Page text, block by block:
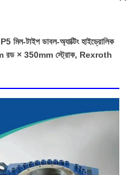
টাইপ ডাবল-অ্যাক্টিং হাইড্রোলিক
রড × 350mm স্ট্রোক, Rexroth